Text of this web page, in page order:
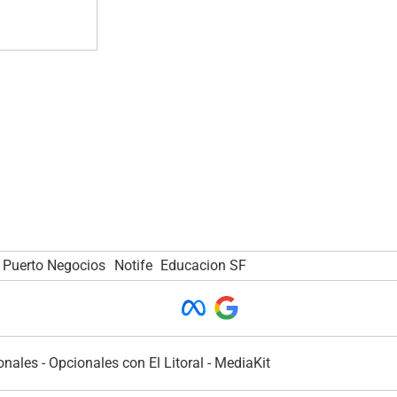
Puerto Negocios Notife Educacion SF
- Opcionales con El Litoral - MediaKit